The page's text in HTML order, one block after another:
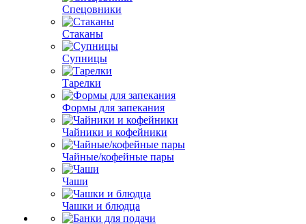
Спецовники
Стаканы
Супницы
Тарелки
Формы для запекания
Чайники и кофейники
Чайные/кофейные пары
Чаши
Чашки и блюдца